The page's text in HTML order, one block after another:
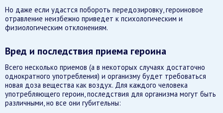
Но даже если удастся побороть передозировку, героиновое
отравление неизбежно приведет к психологическим и
физиологическим отклонениям.
Вред и последствия приема героина
Всего несколько приемов (а в некоторых случаях достаточно
однократного употребления) и организму будет требоваться
новая доза вещества как воздух. Для каждого человека
употребляющего героин, последствия для организма могут быть
различными, но все они губительны: